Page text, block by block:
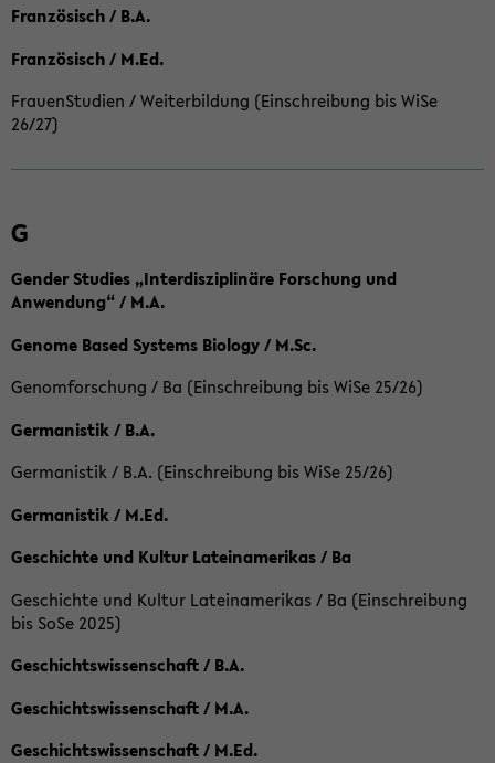
Französisch / B.A.
Französisch / M.Ed.
FrauenStudien / Weiterbildung (Einschreibung bis WiSe
26/27)
G
Gender Studies „Interdisziplinäre Forschung und
Anwendung“ / M.A.
Genome Based Systems Biology / M.Sc.
Genomforschung / Ba (Einschreibung bis WiSe 25/26)
Germanistik / B.A.
Germanistik / B.A. (Einschreibung bis WiSe 25/26)
Germanistik / M.Ed.
Geschichte und Kultur Lateinamerikas / Ba
Geschichte und Kultur Lateinamerikas / Ba (Einschreibung
bis SoSe 2025)
Geschichtswissenschaft / B.A.
Geschichtswissenschaft / M.A.
Geschichtswissenschaft / M.Ed.